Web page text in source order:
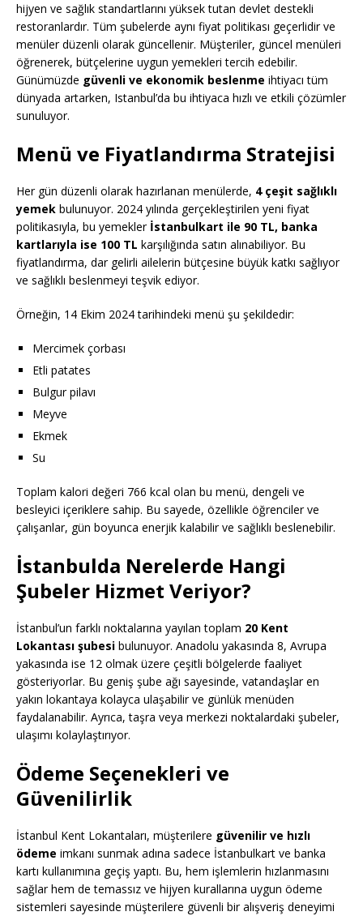
hijyen ve sağlık standartlarını yüksek tutan devlet destekli
restoranlardır. Tüm şubelerde aynı fiyat politikası geçerlidir ve
menüler düzenli olarak güncellenir. Müşteriler, güncel menüleri
öğrenerek, bütçelerine uygun yemekleri tercih edebilir.
Günümüzde güvenli ve ekonomik beslenme ihtiyacı tüm
dünyada artarken, Istanbul’da bu ihtiyaca hızlı ve etkili çözümler
sunuluyor.
Menü ve Fiyatlandırma Stratejisi
Her gün düzenli olarak hazırlanan menülerde, 4 çeşit sağlıklı
yemek bulunuyor. 2024 yılında gerçekleştirilen yeni fiyat
politikasıyla, bu yemekler İstanbulkart ile 90 TL, banka
kartlarıyla ise 100 TL karşılığında satın alınabiliyor. Bu
fiyatlandırma, dar gelirli ailelerin bütçesine büyük katkı sağlıyor
ve sağlıklı beslenmeyi teşvik ediyor.
Örneğin, 14 Ekim 2024 tarihindeki menü şu şekildedir:
Mercimek çorbası
Etli patates
Bulgur pilavı
Meyve
Ekmek
Su
Toplam kalori değeri 766 kcal olan bu menü, dengeli ve
besleyici içeriklere sahip. Bu sayede, özellikle öğrenciler ve
çalışanlar, gün boyunca enerjik kalabilir ve sağlıklı beslenebilir.
İstanbulda Nerelerde Hangi
Şubeler Hizmet Veriyor?
İstanbul’un farklı noktalarına yayılan toplam 20 Kent
Lokantası şubesi bulunuyor. Anadolu yakasında 8, Avrupa
yakasında ise 12 olmak üzere çeşitli bölgelerde faaliyet
gösteriyorlar. Bu geniş şube ağı sayesinde, vatandaşlar en
yakın lokantaya kolayca ulaşabilir ve günlük menüden
faydalanabilir. Ayrıca, taşra veya merkezi noktalardaki şubeler,
ulaşımı kolaylaştırıyor.
Ödeme Seçenekleri ve
Güvenilirlik
İstanbul Kent Lokantaları, müşterilere güvenilir ve hızlı
ödeme imkanı sunmak adına sadece İstanbulkart ve banka
kartı kullanımına geçiş yaptı. Bu, hem işlemlerin hızlanmasını
sağlar hem de temassız ve hijyen kurallarına uygun ödeme
sistemleri sayesinde müşterilere güvenli bir alışveriş deneyimi